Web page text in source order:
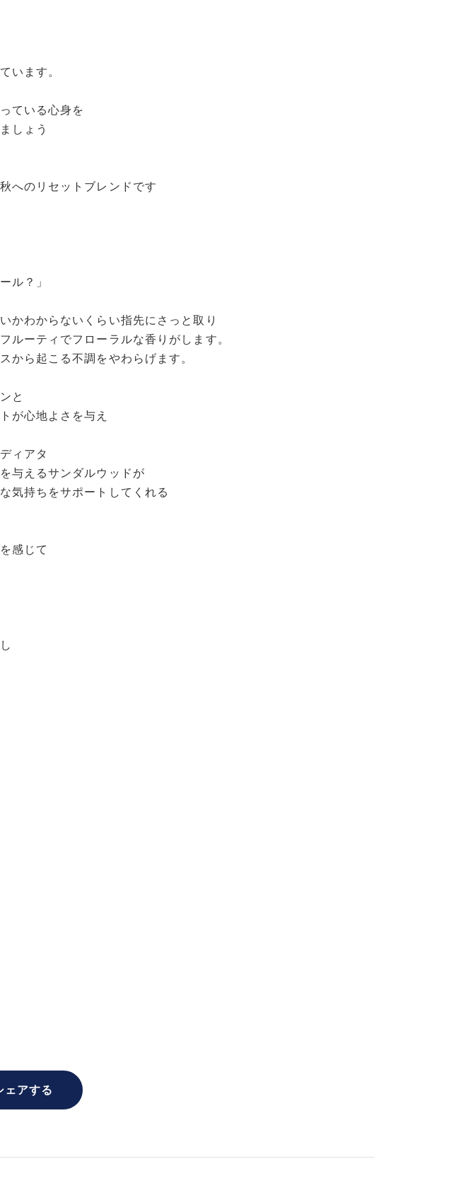
います。
ている心身を
しょう
へのリセットブレンドです
ル？」
かわからないくらい指先にさっと取り
ルーティでフローラルな香りがします。
から起こる不調をやわらげます。
と
が心地よさを与え
ィアタ
与えるサンダルウッドが
気持ちをサポートしてくれる
感じて
ェアする